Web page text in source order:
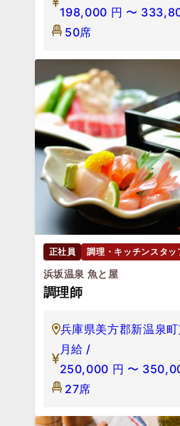
198,000 円 〜
50席
正社員 調理・キッチンスタッ
浜坂温泉 魚と屋
調理師
兵庫県美方郡新温泉
月給 /
250,000 円 〜
27席